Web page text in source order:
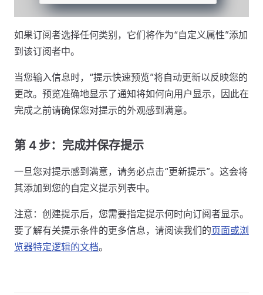
如果订阅者选择任何类别，它们将作为“自定义属性”添加
到该订阅者中。
当您输入信息时，“提示快速预览”将自动更新以反映您的
更改。预览准确地显示了通知将如何向用户显示，因此在
完成之前请确保您对提示的外观感到满意。
第 4 步：完成并保存提示
一旦您对提示感到满意，请务必点击“更新提示”。这会将
其添加到您的自定义提示列表中。
注意：创建提示后，您需要指定提示何时向订阅者显示。
要了解有关提示条件的更多信息，请阅读我们的页面或浏
览器特定逻辑的文档。